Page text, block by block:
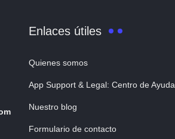
Enlaces útiles
Quienes somos
App Support & Legal: Centro de Ayuda
Nuestro blog
Formulario de contacto